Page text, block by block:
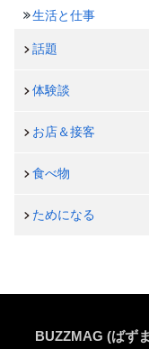
生活と仕事
話題
体験談
お店＆接客
食べ物
ためになる
BUZZMAG (ばず